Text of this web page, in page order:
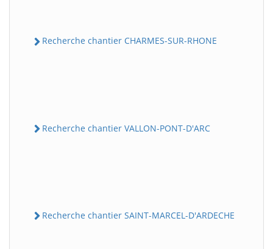
Recherche chantier CHARMES-SUR-RHONE
Recherche chantier VALLON-PONT-D'ARC
Recherche chantier SAINT-MARCEL-D'ARDECHE